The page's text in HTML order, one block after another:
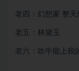
老四：幻想家 整天
老五：林黛玉
老六：吹牛能上税